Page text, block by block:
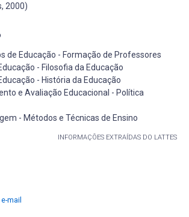
2000)
de Educação - Formação de Professores
- Filosofia da Educação
- História da Educação
e Avaliação Educacional - Política
- Métodos e Técnicas de Ensino
INFORMAÇÕES EXTRAÍDAS DO LATTES
mail